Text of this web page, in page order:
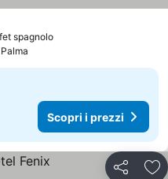
spagnolo
Scopri i prezzi
Condividi